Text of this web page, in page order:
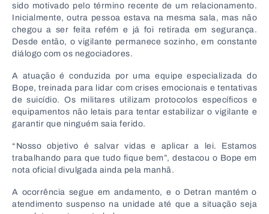
sido motivado pelo término recente de um relacionamento.
Inicialmente, outra pessoa estava na mesma sala, mas não
chegou a ser feita refém e já foi retirada em segurança.
Desde então, o vigilante permanece sozinho, em constante
diálogo com os negociadores.
A atuação é conduzida por uma equipe especializada do
Bope, treinada para lidar com crises emocionais e tentativas
de suicídio. Os militares utilizam protocolos específicos e
equipamentos não letais para tentar estabilizar o vigilante e
garantir que ninguém saia ferido.
“Nosso objetivo é salvar vidas e aplicar a lei. Estamos
trabalhando para que tudo fique bem”, destacou o Bope em
nota oficial divulgada ainda pela manhã.
A ocorrência segue em andamento, e o Detran mantém o
atendimento suspenso na unidade até que a situação seja